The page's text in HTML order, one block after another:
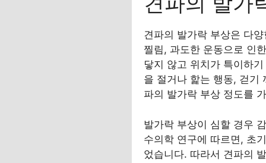
견파의 발가락 부상은 다
찔림, 과도한 운동으로 인
닿지 않고 위치가 특이하
을 절거나 핥는 행동, 걷기
파의 발가락 부상 정도를
발가락 부상이 심할 경우
수의학 연구에 따르면, 초
었습니다. 따라서 견파의